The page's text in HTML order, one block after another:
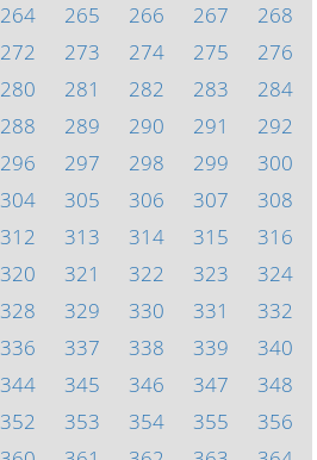
264 265 266 267
268
272 273 274 275
276
280 281 282 283
284
288 289 290 291
292
296 297 298 299
300
304 305 306 307
308
312 313 314 315
316
320 321 322 323
324
328 329 330 331
332
336 337 338 339
340
344 345 346 347
348
352 353 354 355
356